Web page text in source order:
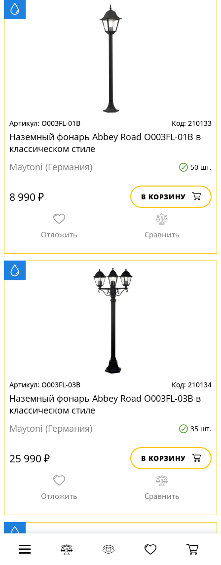
O003FL-01B 210133
Наземный фонарь Abbey Road O003FL-01B в
классическом стиле
Maytoni (Германия)
50 шт.
8 990 ₽ В КОРЗИНУ
O003FL-03B 210134
Наземный фонарь Abbey Road O003FL-03B в
классическом стиле
Maytoni (Германия)
35 шт.
25 990 ₽ В КОРЗИНУ